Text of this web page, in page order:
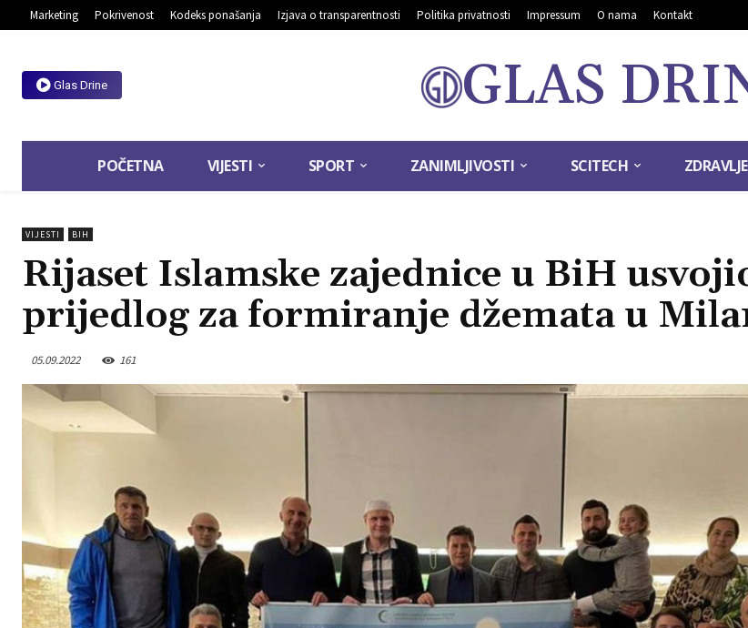
Marketing Pokrivenost Kodeks ponašanja Izjava o transparentnosti Politika privatnosti Impressum O nama Kontakt
Glas Drine GLAS
POČETNA VIJESTI SPORT ZANIMLJIVOSTI SCITECH ZDRAVLJE
VIJESTI BIH
Rijaset Islamske zajednice u BiH
prijedlog za formiranje džemata u
05.09.2022 161